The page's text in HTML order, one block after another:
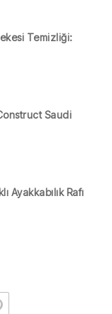
Temizliği:
Saudi
Ayakkabılık Rafı